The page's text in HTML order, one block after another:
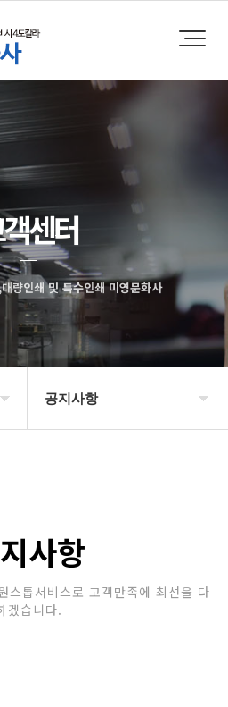
센터
량인쇄 및 특수인쇄 미영문화사
공지사항
사항
스톱서비스로 고객만족에 최선을 다
겠습니다.